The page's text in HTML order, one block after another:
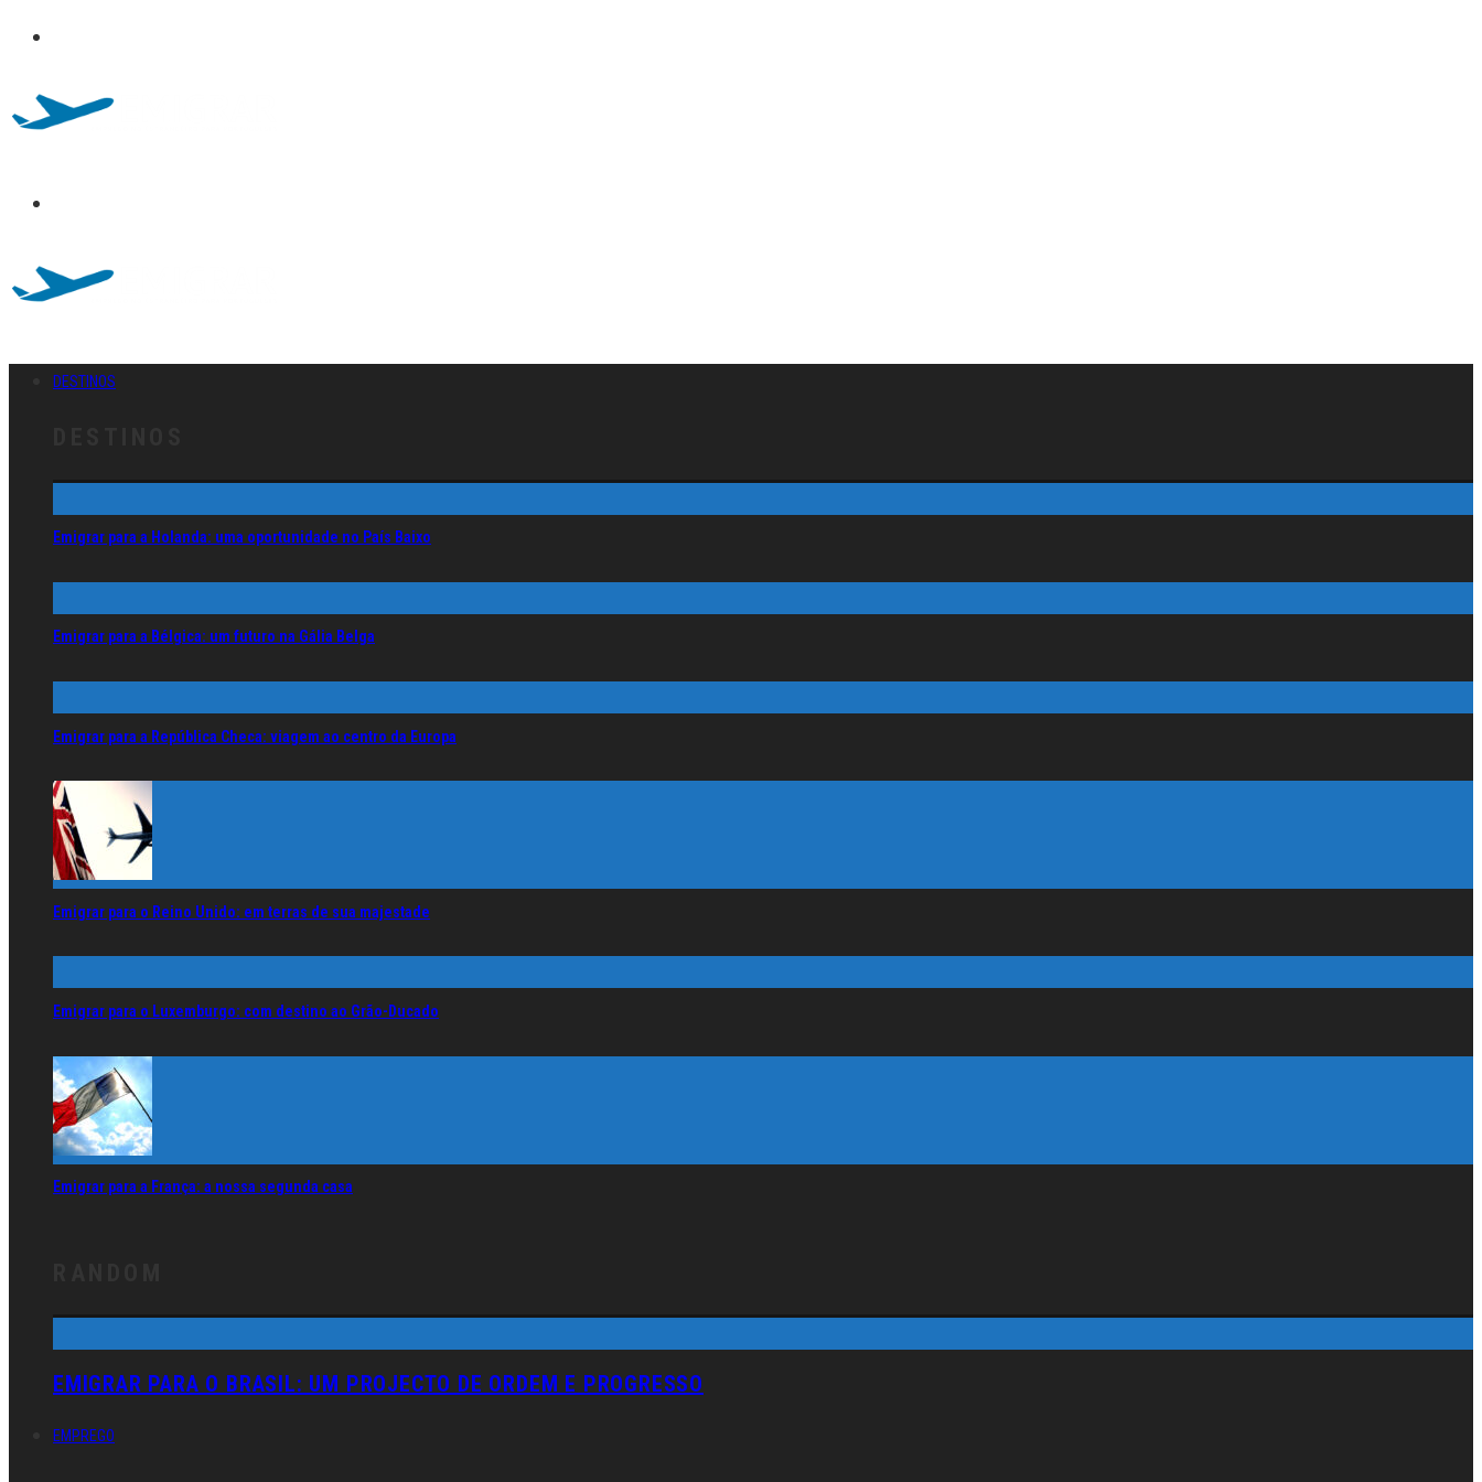
DESTINOS
Emigrar para a Holanda: uma oportunidade no País Baixo
Emigrar para a Bélgica: um futuro na Gália Belga
Emigrar para a República Checa: viagem ao centro da Europa
Emigrar para o Reino Unido: em terras de sua majestade
Emigrar para o Luxemburgo: com destino ao Grão-Ducado
Emigrar para a França: a nossa segunda casa
EMIGRAR PARA O BRASIL: UM PROJECTO DE ORDEM E PROGRESSO
EMPREGO